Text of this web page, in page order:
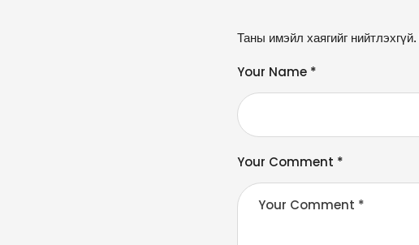
Таны имэйл хаягийг нийтлэхгүй.
Your Comment *
Your Name *
A
e
n
a
ti
v
e